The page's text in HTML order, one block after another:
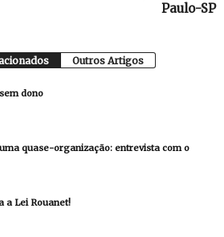
Paulo-SP
Outros Artigos
dono
quase-organização: entrevista com o
a Lei Rouanet!